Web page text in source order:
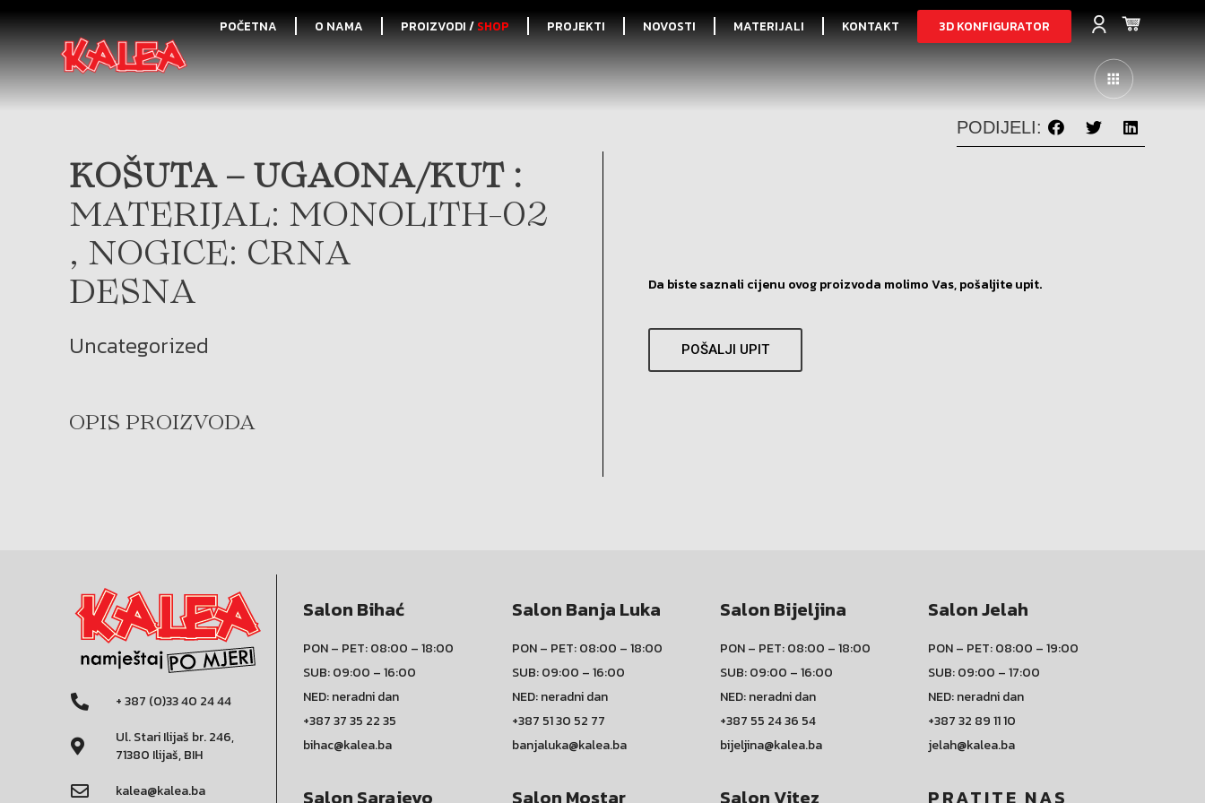
POČETNA O NAMA PROIZVODI /SHOP PROJEKTI NOVOSTI MATERIJALI KONTAKT 3D KONFIGURATOR
PODIJELI:
KOŠUTA – UGAONA/KUT :
MATERIJAL: MONOLITH-02
, NOGICE: CRNA
DESNA
Uncategorized
OPIS PROIZVODA
Da biste saznali cijenu ovog proizvoda molimo Vas, pošaljite upit.
POŠALJI UPIT
+ 387 (0)33 40 24 44
Ul. Stari Ilijaš br. 246,
71380 Ilijaš, BIH
kalea@kalea.ba
Salon Bihać
PON – PET: 08:00 – 18:00
SUB: 09:00 – 16:00
NED: neradni dan
+387 37 35 22 35
bihac@kalea.ba
Salon Banja Luka
PON – PET: 08:00 – 18:00
SUB: 09:00 – 16:00
NED: neradni dan
+387 51 30 52 77
banjaluka@kalea.ba
Salon Bijeljina
PON – PET: 08:00 – 18:00
SUB: 09:00 – 16:00
NED: neradni dan
+387 55 24 36 54
bijeljina@kalea.ba
Salon Jelah
PON – PET: 08:00 – 19:00
SUB: 09:00 – 17:00
NED: neradni dan
+387 32 89 11 10
jelah@kalea.ba
Salon Sarajevo Salon Mostar Salon Vitez PRATITE NAS